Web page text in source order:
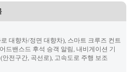
대향차/정면 대향차), 스마트 크루즈 컨트
드밴스드 후석 승객 알림, 내비게이션 기
전구간, 곡선로), 고속도로 주행 보조